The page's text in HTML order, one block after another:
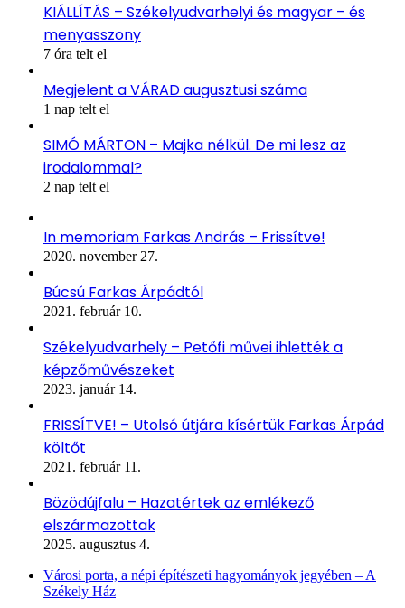
KIÁLLÍTÁS – Székelyudvarhelyi és magyar – és
menyasszony
7 óra telt el
Megjelent a VÁRAD augusztusi száma
1 nap telt el
SIMÓ MÁRTON – Majka nélkül. De mi lesz az
irodalommal?
2 nap telt el
In memoriam Farkas András – Frissítve!
2020. november 27.
Búcsú Farkas Árpádtól
2021. február 10.
Székelyudvarhely – Petőfi művei ihlették a
képzőművészeket
2023. január 14.
FRISSÍTVE! – Utolsó útjára kísértük Farkas Árpád
költőt
2021. február 11.
Bözödújfalu – Hazatértek az emlékező
elszármazottak
2025. augusztus 4.
Városi porta, a népi építészeti hagyományok jegyében – A
Székely Ház